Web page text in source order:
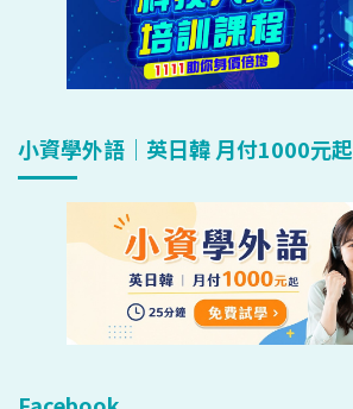
小資學外語｜英日韓 月付1000元起